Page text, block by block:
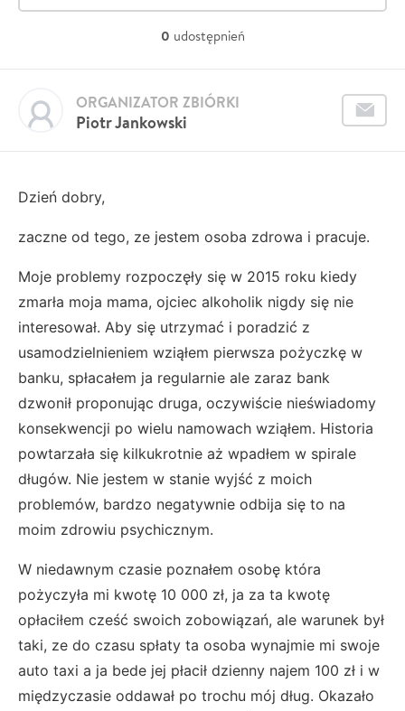
0 udostępnień
Piotr Jankowski
ORGANIZATOR ZBIÓRKI
Dzień dobry,
zaczne od tego, ze jestem osoba zdrowa i pracuje.
Moje problemy rozpoczęły się w 2015 roku kiedy
zmarła moja mama, ojciec alkoholik nigdy się nie
interesował. Aby się utrzymać i poradzić z
usamodzielnieniem wziąłem pierwsza pożyczkę w
banku, spłacałem ja regularnie ale zaraz bank
dzwonił proponując druga, oczywiście nieświadomy
konsekwencji po wielu namowach wziąłem. Historia
powtarzała się kilkukrotnie aż wpadłem w spirale
długów. Nie jestem w stanie wyjść z moich
problemów, bardzo negatywnie odbija się to na
moim zdrowiu psychicznym.
W niedawnym czasie poznałem osobę która
pożyczyła mi kwotę 10 000 zł, ja za ta kwotę
opłaciłem cześć swoich zobowiązań, ale warunek był
taki, ze do czasu spłaty ta osoba wynajmie mi swoje
auto taxi a ja bede jej płacił dzienny najem 100 zł i w
międzyczasie oddawał po trochu mój dług. Okazało